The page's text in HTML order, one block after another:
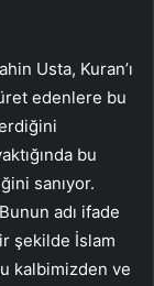
Usta, Kuran’ı
edenlere bu
bu
sanıyor.
adı ifade
şekilde İslam
kalbimizden ve